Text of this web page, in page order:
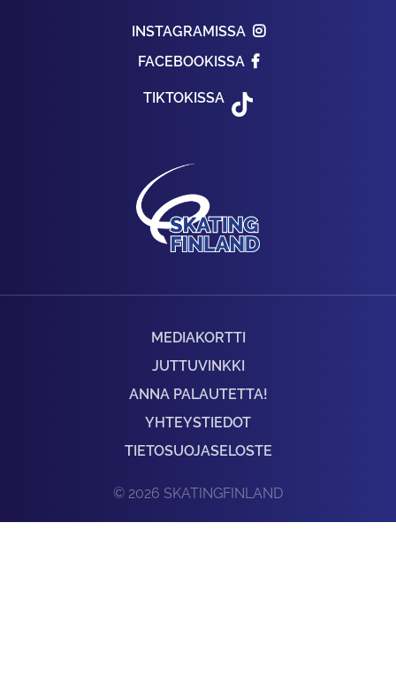
INSTAGRAMISSA
FACEBOOKISSA
TIKTOKISSA
MEDIAKORTTI
JUTTUVINKKI
ANNA PALAUTETTA!
YHTEYSTIEDOT
TIETOSUOJASELOSTE
© 2026 SKATINGFINLAND